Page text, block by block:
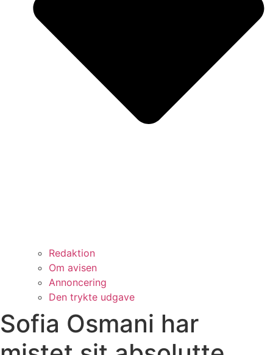
Redaktion
Om avisen
Annoncering
Den trykte udgave
Sofia Osmani har